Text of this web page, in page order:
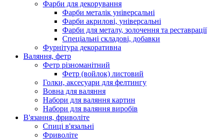
Фарби для декорування
Фарби металік універсальні
Фарби акрилові, універсальні
Фарби для металу, золочення та реставрації
Спеціальні складові, добавки
Фурнітура декоративна
Валяння, фетр
Фетр різноманітний
Фетр (войлок) листовий
Голки, аксесуари для фелтингу
Вовна для валяння
Набори для валяння картин
Набори для валяння виробів
В'язання, фриволіте
Спиці в'язальні
Фриволіте